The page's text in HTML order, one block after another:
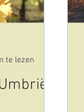
te lezen